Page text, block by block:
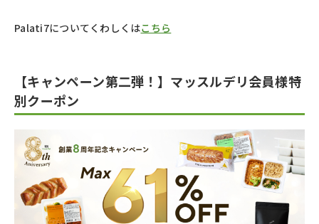
Palati7についてくわしくはこちら
【キャンペーン第二弾！】マッスルデリ会員様特
別クーポン